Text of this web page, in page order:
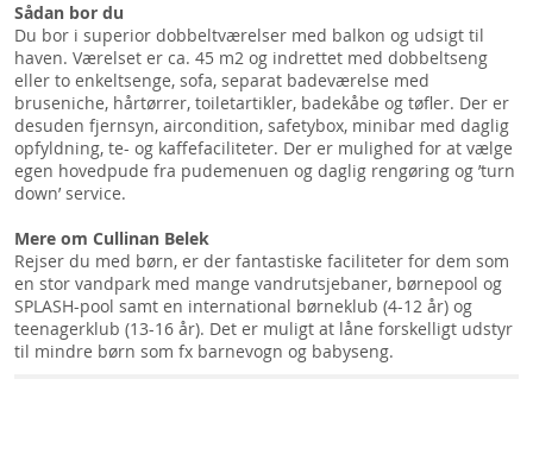
Sådan bor du
Du bor i superior dobbeltværelser med balkon og udsigt til
haven. Værelset er ca. 45 m2 og indrettet med dobbeltseng
eller to enkeltsenge, sofa, separat badeværelse med
bruseniche, hårtørrer, toiletartikler, badekåbe og tøfler. Der er
desuden fjernsyn, aircondition, safetybox, minibar med daglig
opfyldning, te- og kaffefaciliteter. Der er mulighed for at vælge
egen hovedpude fra pudemenuen og daglig rengøring og ’turn
down’ service.
Mere om Cullinan Belek
Rejser du med børn, er der fantastiske faciliteter for dem som
en stor vandpark med mange vandrutsjebaner, børnepool og
SPLASH-pool samt en international børneklub (4-12 år) og
teenagerklub (13-16 år). Det er muligt at låne forskelligt udstyr
til mindre børn som fx barnevogn og babyseng.